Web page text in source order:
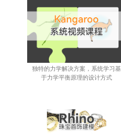
独特的力学解决方案，系统学习基
于力学平衡原理的设计方式